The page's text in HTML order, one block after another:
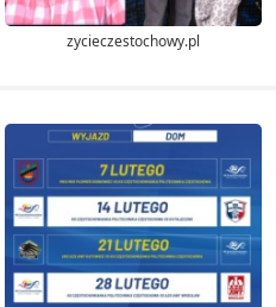
zycieczestochowy.pl